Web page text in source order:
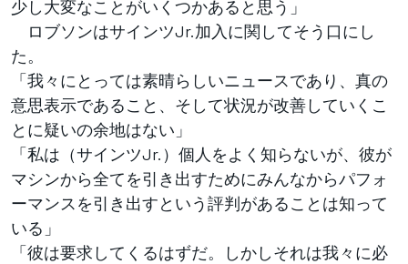
少し大変なことがいくつかあると思う」
ロブソンはサインツJr.加入に関してそう口にし
た。
「我々にとっては素晴らしいニュースであり、真の
意思表示であること、そして状況が改善していくこ
とに疑いの余地はない」
「私は（サインツJr.）個人をよく知らないが、彼が
マシンから全てを引き出すためにみんなからパフォ
ーマンスを引き出すという評判があることは知って
いる」
「彼は要求してくるはずだ。しかしそれは我々に必